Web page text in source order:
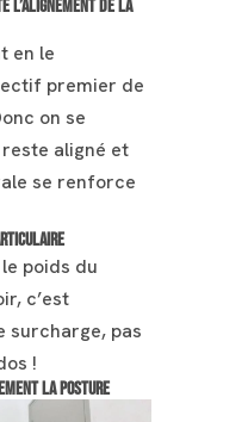
l’alignement de la
en le
premier de
on se
aligné et
se renforce
poids du
c’est
surcharge, pas
!
la posture